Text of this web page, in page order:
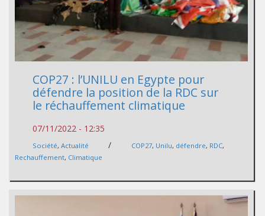
COP27 : l’UNILU en Egypte pour
défendre la position de la RDC sur
le réchauffement climatique
07/11/2022 - 12:35
Société, Actualité / COP27, Unilu, défendre, RDC,
Rechauffement, Climatique